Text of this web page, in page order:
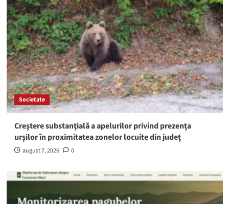
Societate
Creştere substanţială a apelurilor privind prezenţa
urşilor în proximitatea zonelor locuite din judeţ
august 7, 2026 0